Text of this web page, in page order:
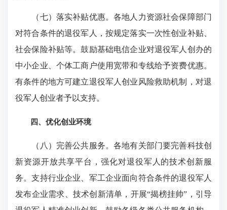
（七）落实补贴优惠。各地人力资源社会保障部门
对符合条件的退役军人，按规定落实一次性创业补贴、
社会保险补贴等。鼓励基础电信企业对退役军人创办的
中小企业、个体工商户使用宽带和专线给予资费优惠。
有条件的地方可建立退役军人创业风险救助机制，对退
役军人创业者予以支持。
四、优化创业环境
（八）完善公共服务。各地有关部门要完善科技创
新资源开放共享平台，强化对退役军人的技术创新服
务。支持行业企业、军工企业面向符合条件的退役军人
发布企业需求、技术创新清单，开展“揭榜挂帅”，引导